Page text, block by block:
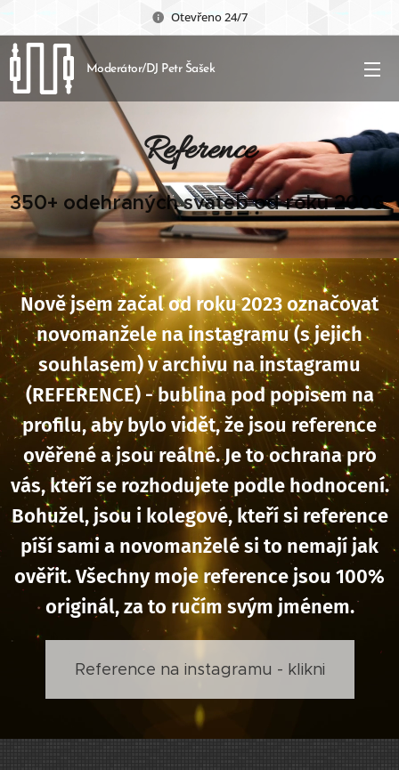
Otevřeno 24/7
Moderátor/DJ Petr Šašek
Reference
350+ odehraných svateb od roku 2006
Nově jsem začal od roku 2023 označovat
novomanžele na instagramu (s jejich
souhlasem) v archivu na instagramu
(REFERENCE) - bublina pod popisem na
profilu, aby bylo vidět, že jsou reference
ověřené a jsou reálné. Je to ochrana pro
vás, kteří se rozhodujete podle hodnocení.
Bohužel, jsou i kolegové, kteří si reference
píší sami a novomanželé si to nemají jak
ověřit. Všechny moje reference jsou 100%
originál, za to ručím svým jménem.
Reference na instagramu - klikni